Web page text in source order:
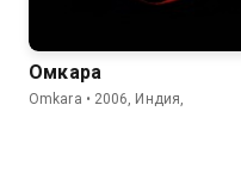
Омкара
Omkara • 2006, Индия,